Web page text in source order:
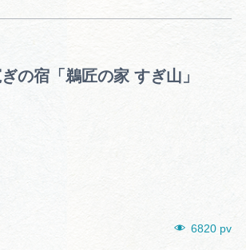
の宿「鵜匠の家 すぎ山」
6820 pv